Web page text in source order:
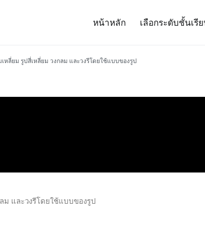
หน้าหลัก เลือกระดับชั้นเรี
เหลี่ยม รูปสี่เหลี่ยม วงกลม และวงรีโดยใช้แบบของรูป
ม และวงรีโดยใช้แบบของรูป